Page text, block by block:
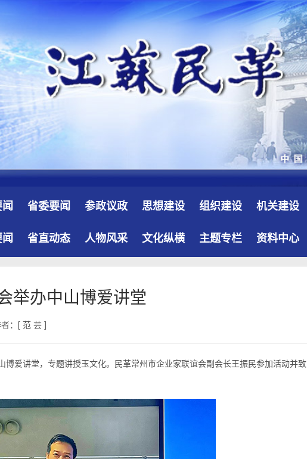
省委要闻 参政议政 思想建设 组织建设 机关建设
省直动态 人物风采 文化纵横 主题专栏 资料中心
举办中山博爱讲堂
：[ 范 芸 ]
博爱讲堂，专题讲授玉文化。民革常州市企业家联谊会副会长王振民参加活动并致